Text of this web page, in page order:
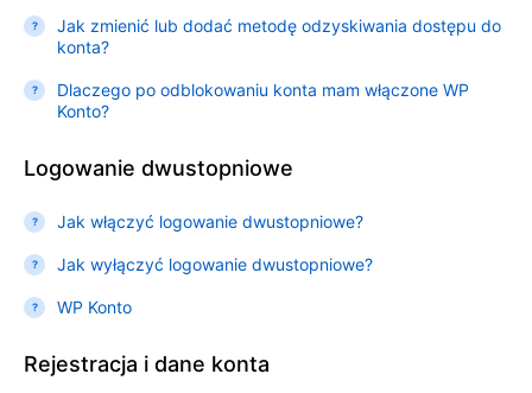
Jak zmienić lub dodać metodę odzyskiwania dostępu do
konta?
Dlaczego po odblokowaniu konta mam włączone WP
Konto?
Logowanie dwustopniowe
Jak włączyć logowanie dwustopniowe?
Jak wyłączyć logowanie dwustopniowe?
WP Konto
Rejestracja i dane konta